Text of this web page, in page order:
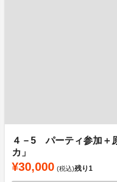
４－5 パーティ参加＋
カ」
¥30,000 (税込)残り1